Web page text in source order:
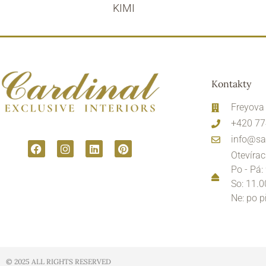
KIMI
Kontakty
+420
Po -
So:
Ne: po
© 2025 ALL RIGHTS RESERVED​